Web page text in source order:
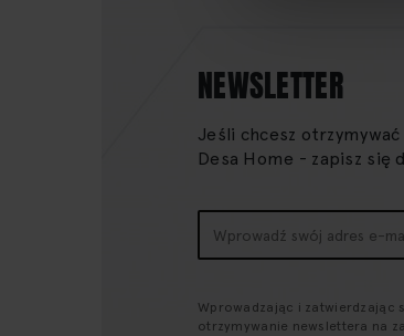
NEWSLETTER
Jeśli chcesz
Desa Home - zapisz się
nasz
Wprowadzając i zatwierdzając
otrzymywanie newslettera na